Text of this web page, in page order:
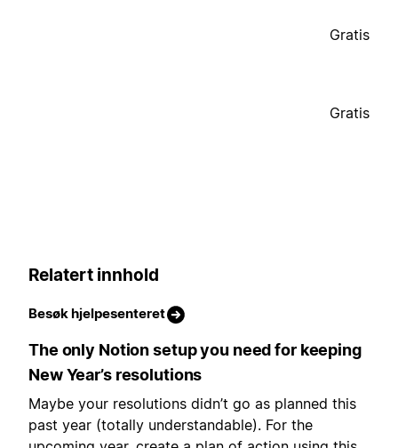
Gratis
Gratis
Relatert innhold
Besøk hjelpesenteret
The only Notion setup you need for keeping
New Year’s resolutions
Maybe your resolutions didn’t go as planned this
past year (totally understandable). For the